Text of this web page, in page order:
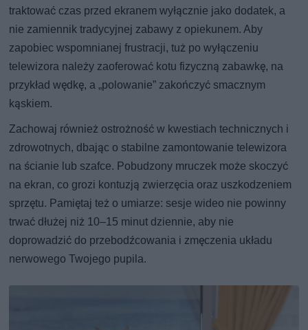
traktować czas przed ekranem wyłącznie jako dodatek, a
nie zamiennik tradycyjnej zabawy z opiekunem. Aby
zapobiec wspomnianej frustracji, tuż po wyłączeniu
telewizora należy zaoferować kotu fizyczną zabawkę, na
przykład wędkę, a „polowanie” zakończyć smacznym
kąskiem.
Zachowaj również ostrożność w kwestiach technicznych i
zdrowotnych, dbając o stabilne zamontowanie telewizora
na ścianie lub szafce. Pobudzony mruczek może skoczyć
na ekran, co grozi kontuzją zwierzęcia oraz uszkodzeniem
sprzętu. Pamiętaj też o umiarze: sesje wideo nie powinny
trwać dłużej niż 10–15 minut dziennie, aby nie
doprowadzić do przebodźcowania i zmęczenia układu
nerwowego Twojego pupila.